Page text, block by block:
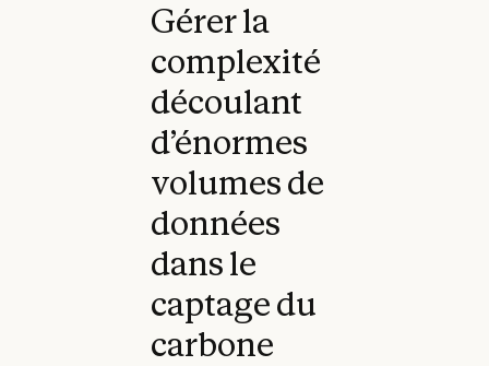
Gérer la
complexité
découlant
d’énormes
volumes de
données
dans le
captage du
carbone